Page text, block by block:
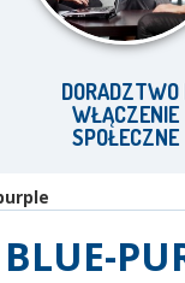
DORADZTWO I
WŁĄCZENIE
SPOŁECZNE